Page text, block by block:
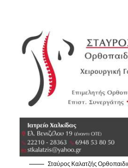
Σταύρος Καλατζής